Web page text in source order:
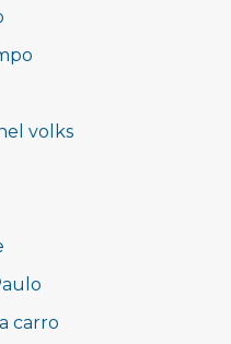
volks
carro